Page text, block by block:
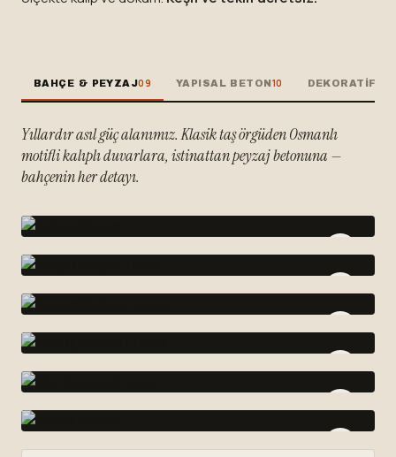
BAHÇE & PEYZAJ09 YAPISAL BETON10 DEKORATIF
Yıllardır asıl güç alanımız. Klasik taş örgüden Osmanlı
motifli kalıplı duvarlara, istinattan peyzaj betonuna —
bahçenin her detayı.
BAHÇE
DUVARI
↗
KALIPLI
BAHÇE DUVARI
↗
DESENLI
BAHÇE DUVARI
↗
ARAZI ÇEVRESI
DUVARI
↗
SITE ÇEVRESI
↗